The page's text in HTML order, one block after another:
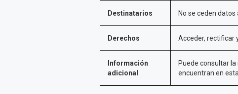
Destinatarios No se ceden
Derechos Acceder, rectificar
Información
adicional
Puede consultar
encuentran en